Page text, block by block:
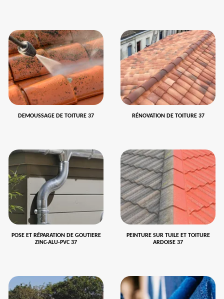
DEMOUSSAGE DE TOITURE 37 RÉNOVATION DE TOITURE 37
POSE ET RÉPARATION DE GOUTIERE
ZINC-ALU-PVC 37
PEINTURE SUR TUILE ET TOITURE
ARDOISE 37